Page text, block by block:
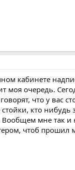
кабинете
моя очередь.
что у вас
кто
мне так
чтоб прошил